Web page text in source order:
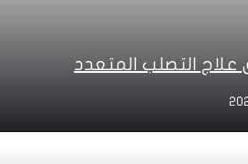
علاج التصلب المتعدد